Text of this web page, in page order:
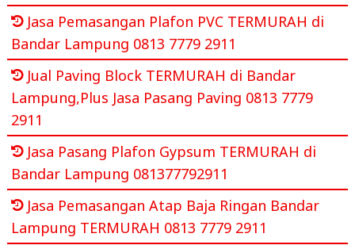
Jasa Pemasangan Plafon PVC TERMURAH di
Bandar Lampung 0813 7779 2911
Jual Paving Block TERMURAH di Bandar
Lampung,Plus Jasa Pasang Paving 0813 7779
2911
Jasa Pasang Plafon Gypsum TERMURAH di
Bandar Lampung 081377792911
Jasa Pemasangan Atap Baja Ringan Bandar
Lampung TERMURAH 0813 7779 2911